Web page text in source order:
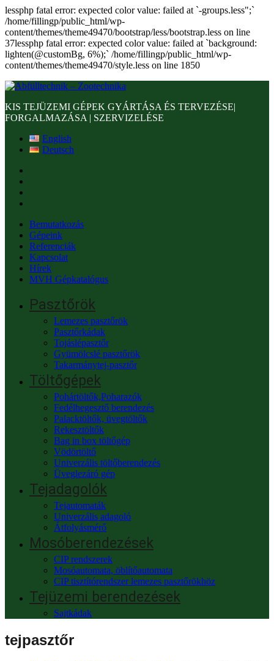
lessphp fatal error: expected color value: failed at `-groups.less";`
/home/fillingp/public_html/wp-
content/themes/theme49470/bootstrap/less/bootstrap.less on line
37lessphp fatal error: expected color value: failed at `background:
lighten(@customBg, 6%);` /home/fillingp/public_html/wp-
content/themes/theme49470/style.less on line 1850
KIS TEJÜZEMI GÉPEK GYÁRTÁSA ÉS TERVEZÉSE|
FORGALMAZÁSA | SZERVIZELÉSE
English
Deutsch
Bemutatkozás
Gépeink
Referenciák
Kapcsolat
Hírek
MVH Gépkatalógus
Pasztőrök
Lemezes pasztőrök
Pasztőrkádak
Tojáslépasztőr
Gyümölcslé pasztőrök
Takarmánytej-pasztőr
Töltőgépek
Pohártöltők,Poharazók
Fedélhegesztő berendezés
Palacktöltők, üvegtöltők
Rekesztöltők
Bag in box töltőgép
Vödörtöltő
Univerzális töltőberendezés
Üveglezáró gép
Tejadagolók
Tejautomaták
Univerzális adagoló
Átfolyásmérő
Mosóberendezések
CIP rendszerek
Mosóautomata, öblítőautomata
CIP tisztítórendszer lemezes pasztőrökhöz
Tejüzemi berendezések
Sajtkádak
tejpasztőr